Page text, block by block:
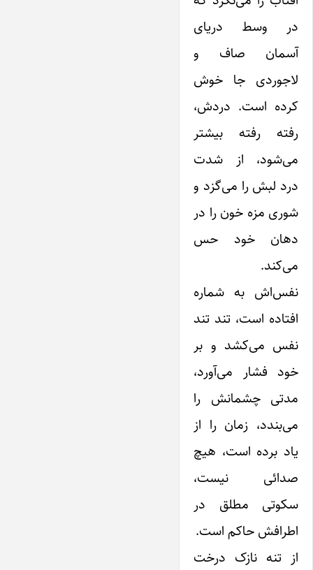
در وسط دریای
آسمان صاف و
لاجوردی جا خوش
کرده است. دردش،
رفته رفته بیشتر
می‌شود، از شدت
درد لبش را می‌گزد و
شوری مزه خون را در
دهان خود حس
می‌کند.
نفس‌اش به شماره
افتاده است، تند تند
نفس می‌کشد و بر
خود فشار می‌آورد،
مدتی چشمانش را
می‌بندد، زمان را از
یاد برده است، هیچ
صدائی نیست،
سکوتی مطلق در
اطرافش حاکم است.
از تنه نازک درخت